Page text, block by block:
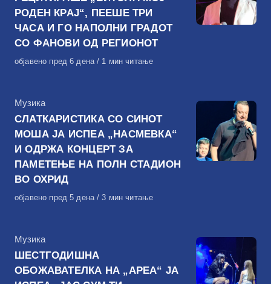
РОДЕН КРАЈ“, ПЕЕШЕ ТРИ
ЧАСА И ГО НАПОЛНИ ГРАДОТ
СО ФАНОВИ ОД РЕГИОНОТ
Објавено
објавено пред 6 дена 1 мин читање
КАтегорија
Музика
СЛАТКАРИСТИКА СО СИНОТ
МОША ЈА ИСПЕА „НАСМЕВКА“
И ОДРЖА КОНЦЕРТ ЗА
ПАМЕТЕЊЕ НА ПОЛН СТАДИОН
ВО ОХРИД
Објавено
објавено пред 5 дена 3 мин читање
КАтегорија
Музика
ШЕСТГОДИШНА
ОБОЖАВАТЕЛКА НА „АРЕА“ ЈА